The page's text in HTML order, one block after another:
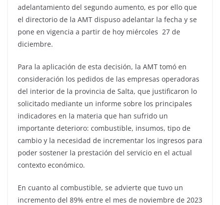
adelantamiento del segundo aumento, es por ello que
el directorio de la AMT dispuso adelantar la fecha y se
pone en vigencia a partir de hoy miércoles 27 de
diciembre.
Para la aplicación de esta decisión, la AMT tomó en
consideración los pedidos de las empresas operadoras
del interior de la provincia de Salta, que justificaron lo
solicitado mediante un informe sobre los principales
indicadores en la materia que han sufrido un
importante deterioro: combustible, insumos, tipo de
cambio y la necesidad de incrementar los ingresos para
poder sostener la prestación del servicio en el actual
contexto económico.
En cuanto al combustible, se advierte que tuvo un
incremento del 89% entre el mes de noviembre de 2023